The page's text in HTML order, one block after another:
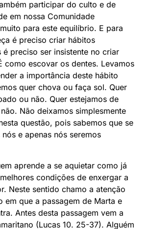
participar do culto e de
em nossa Comunidade
para este equilíbrio. E para
é preciso criar hábitos
é preciso ser insistente no criar
como escovar os dentes. Levamos
a importância deste hábito
quer chova ou faça sol. Quer
ou não. Quer estejamos de
Não deixamos simplesmente
questão, pois sabemos que se
e apenas nós seremos
aprende a se aquietar como já
condições de enxergar a
Neste sentido chamo a atenção
em que a passagem de Marta e
Antes desta passagem vem a
(Lucas 10. 25-37). Alguém